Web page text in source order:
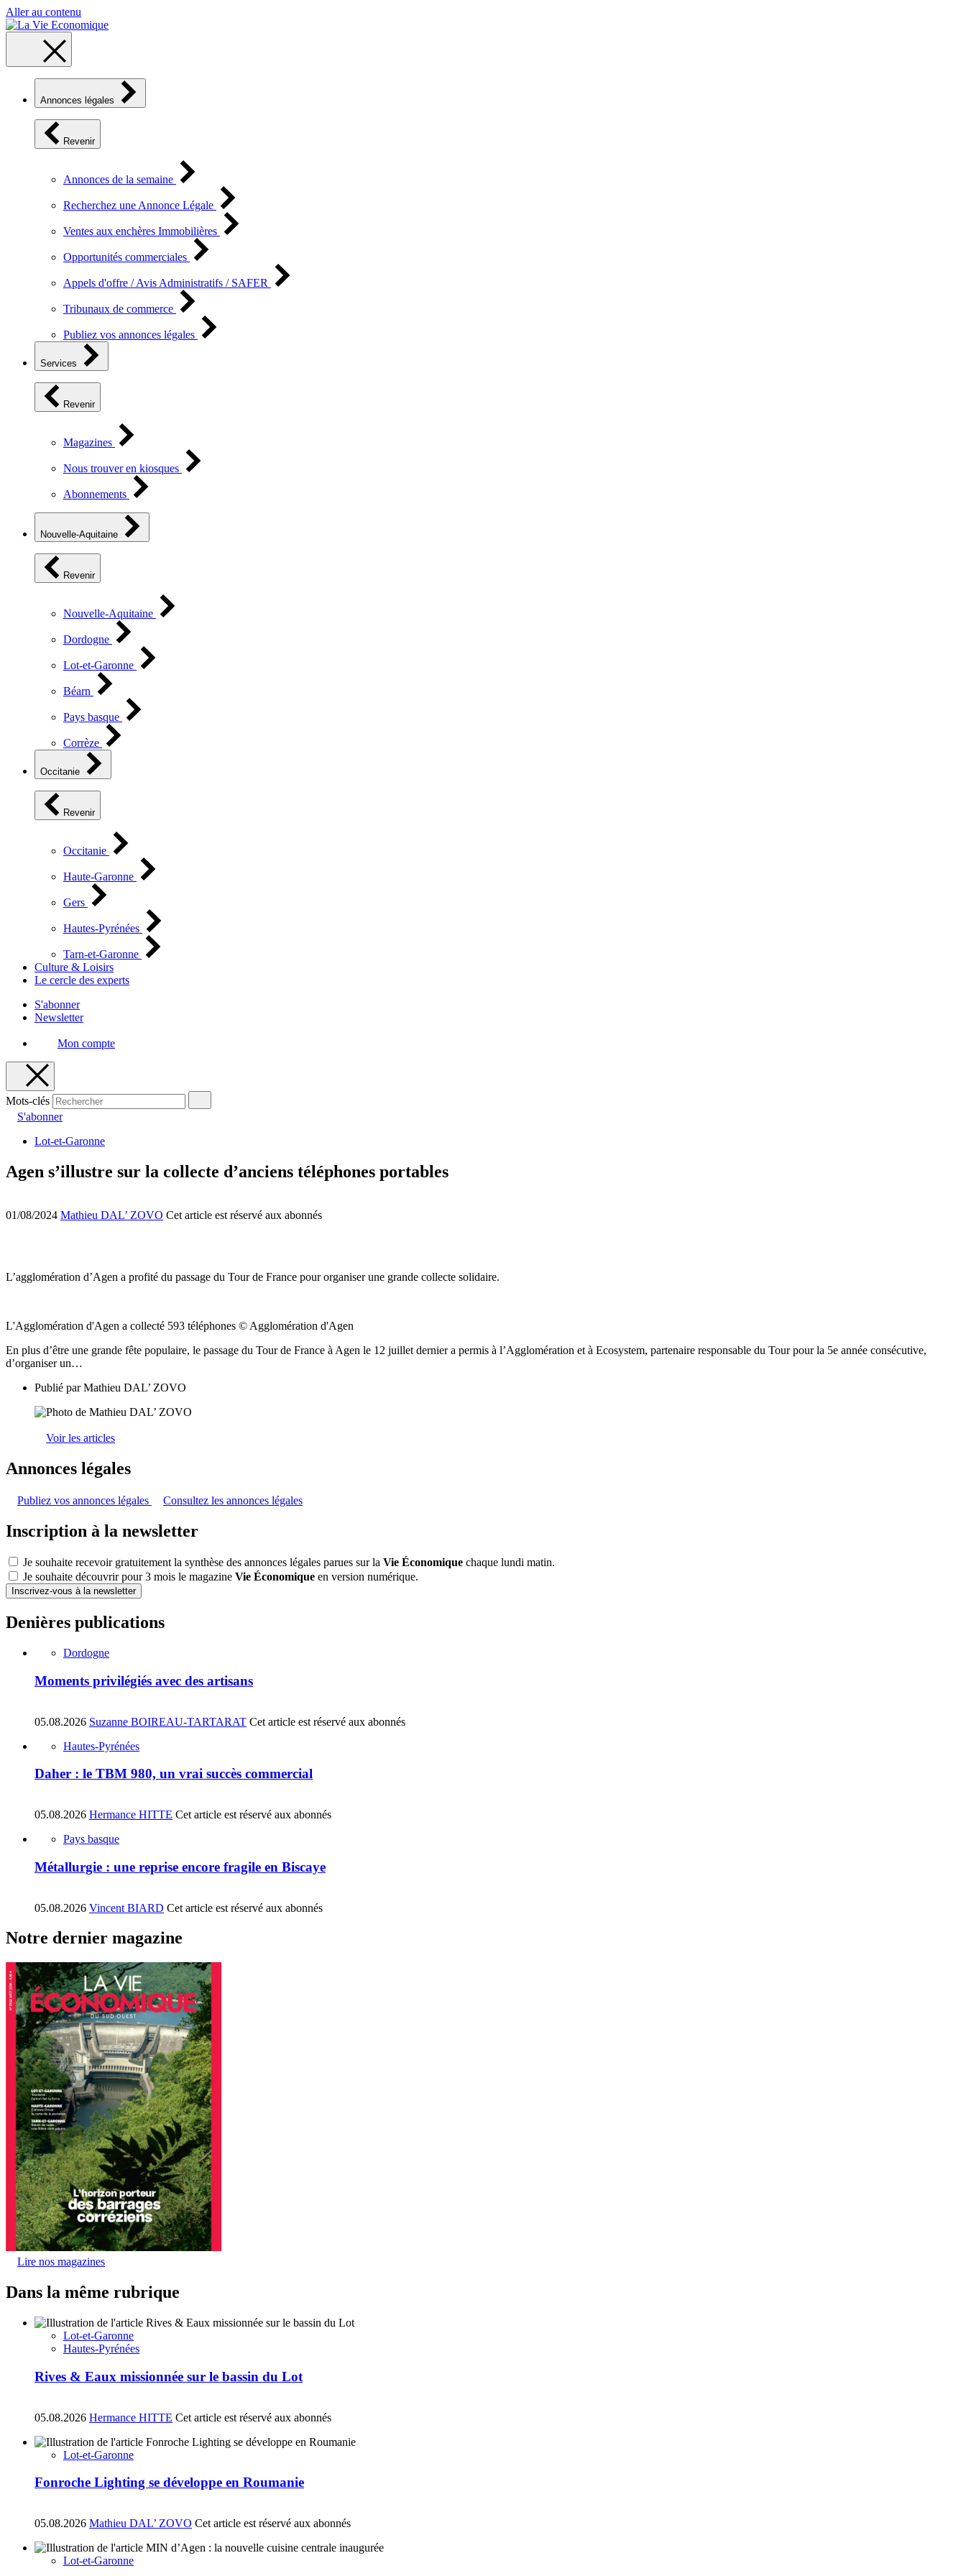
Aller au contenu
Annonces légales
Revenir
Annonces de la semaine
Recherchez une Annonce Légale
Ventes aux enchères Immobilières
Opportunités commerciales
Appels d'offre / Avis Administratifs / SAFER
Tribunaux de commerce
Publiez vos annonces légales
Services
Revenir
Magazines
Nous trouver en kiosques
Abonnements
Nouvelle-Aquitaine
Revenir
Nouvelle-Aquitaine
Dordogne
Lot-et-Garonne
Béarn
Pays basque
Corrèze
Occitanie
Revenir
Occitanie
Haute-Garonne
Gers
Hautes-Pyrénées
Tarn-et-Garonne
Culture & Loisirs
Le cercle des experts
S'abonner
Newsletter
Mon compte
Mots-clés
S'abonner
Lot-et-Garonne
Agen s’illustre sur la collecte d’anciens téléphones portables
01/08/2024 Mathieu DAL’ ZOVO Cet article est réservé aux abonnés
L’agglomération d’Agen a profité du passage du Tour de France pour organiser une grande collecte solidaire.
L'Agglomération d'Agen a collecté 593 téléphones © Agglomération d'Agen
En plus d’être une grande fête populaire, le passage du Tour de France à Agen le 12 juillet dernier a permis à l’Agglomération et à Ecosystem, partenaire responsable du Tour pour la 5e année consécutive,
d’organiser un…
Publié parMathieu DAL’ ZOVO
Voir les articles
Annonces légales
Publiez vos annonces légales Consultez les annonces légales
Inscription à la newsletter
Je souhaite recevoir gratuitement la synthèse des annonces légales parues sur la Vie Économique chaque lundi matin.
Je souhaite découvrir pour 3 mois le magazine Vie Économique en version numérique.
Inscrivez-vous à la newsletter
Denières publications
Dordogne
Moments privilégiés avec des artisans
05.08.2026 Suzanne BOIREAU-TARTARAT Cet article est réservé aux abonnés
Hautes-Pyrénées
Daher : le TBM 980, un vrai succès commercial
05.08.2026 Hermance HITTE Cet article est réservé aux abonnés
Pays basque
Métallurgie : une reprise encore fragile en Biscaye
05.08.2026 Vincent BIARD Cet article est réservé aux abonnés
Notre dernier magazine
Lire nos magazines
Dans la même rubrique
Lot-et-Garonne
Hautes-Pyrénées
Rives & Eaux missionnée sur le bassin du Lot
05.08.2026 Hermance HITTE Cet article est réservé aux abonnés
Lot-et-Garonne
Fonroche Lighting se développe en Roumanie
05.08.2026 Mathieu DAL’ ZOVO Cet article est réservé aux abonnés
Lot-et-Garonne